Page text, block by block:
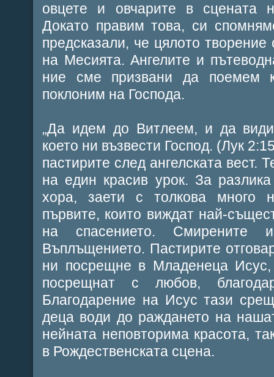
овцете и овчарите в сцената
Докато правим това, си
предсказали, че цялото
на Месията. Ангелите и
ние сме призвани да поемем
поклоним на Господа.
„Да идем до Витлеем, и да
което ни възвести Господ. (Лук
пастирите след ангелската вест.
на един красив урок. За
хора, заети с толкова много
първите, които виждат най-
на спасението. Смирените
Въплъщението. Пастирите
ни посрещне в Младенеца Исус,
посрещнат с любов,
Благодарение на Исус тази
деца води до раждането на
нейната неповторима красота,
в Рождественската сцена.